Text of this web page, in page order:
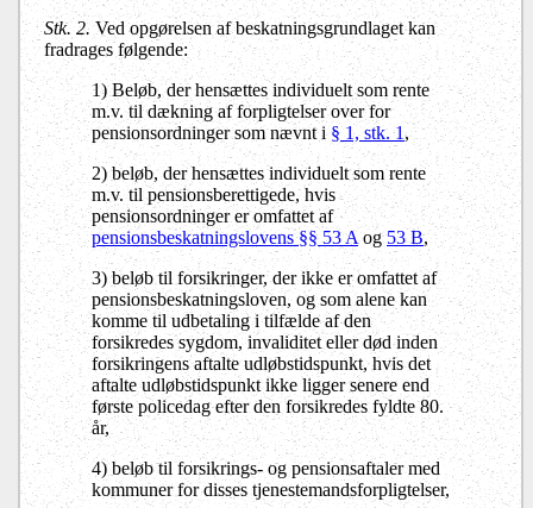
Stk. 2. Ved opgørelsen af beskatningsgrundlaget kan
fradrages følgende:
1) Beløb, der hensættes individuelt som rente
m.v. til dækning af forpligtelser over for
pensionsordninger som nævnt i § 1, stk. 1,
2) beløb, der hensættes individuelt som rente
m.v. til pensionsberettigede, hvis
pensionsordninger er omfattet af
pensionsbeskatningslovens §§ 53 Aog53 B,
3) beløb til forsikringer, der ikke er omfattet af
pensionsbeskatningsloven, og som alene kan
komme til udbetaling i tilfælde af den
forsikredes sygdom, invaliditet eller død inden
forsikringens aftalte udløbstidspunkt, hvis det
aftalte udløbstidspunkt ikke ligger senere end
første policedag efter den forsikredes fyldte 80.
år,
4) beløb til forsikrings- og pensionsaftaler med
kommuner for disses tjenestemandsforpligtelser,